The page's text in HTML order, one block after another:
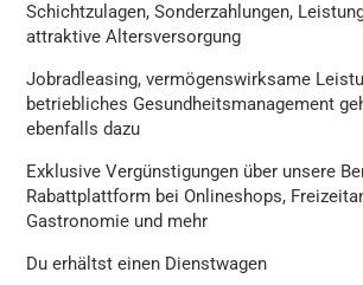
Schichtzulagen, Sonderzahlungen,
attraktive Altersversorgung
Jobradleasing, vermögenswirksame
betriebliches Gesundheitsmanagement
ebenfalls dazu
Exklusive Vergünstigungen über unsere
Rabattplattform bei Onlineshops,
Gastronomie und mehr
Du erhältst einen Dienstwagen